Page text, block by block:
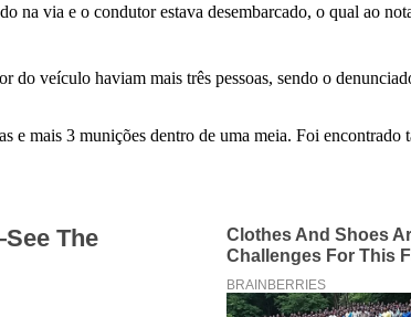
via e o condutor estava desembarcado, o qual ao
veículo haviam mais três pessoas, sendo o
mais 3 munições dentro de uma meia. Foi encontrado